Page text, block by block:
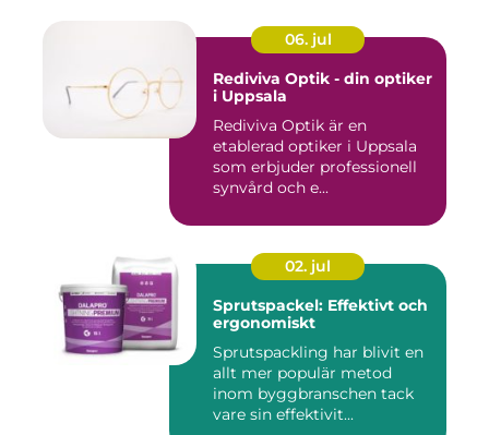
06. jul
Rediviva Optik - din optiker
i Uppsala
Rediviva Optik är en
etablerad optiker i Uppsala
som erbjuder professionell
synvård och e...
02. jul
Sprutspackel: Effektivt och
ergonomiskt
Sprutspackling har blivit en
allt mer populär metod
inom byggbranschen tack
vare sin effektivit...